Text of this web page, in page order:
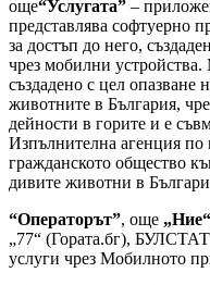
още“Услугата” –
представлява софтуерно
за достъп до него,
чрез мобилни
създадено с цел опазване
животните в България,
дейности в горите и е
Изпълнителна агенция
гражданското общество
дивите животни в
“Операторът”, още „Ние“
„77“ (Гората.бг),
услуги чрез Мобилното